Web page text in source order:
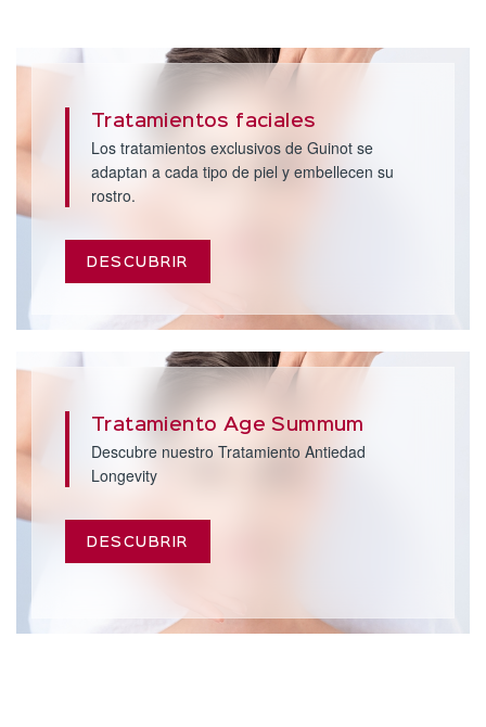
Tratamientos faciales
Los tratamientos exclusivos de Guinot se
adaptan a cada tipo de piel y embellecen su
rostro.
DESCUBRIR
Tratamiento Age Summum
Descubre nuestro Tratamiento Antiedad
Longevity
DESCUBRIR